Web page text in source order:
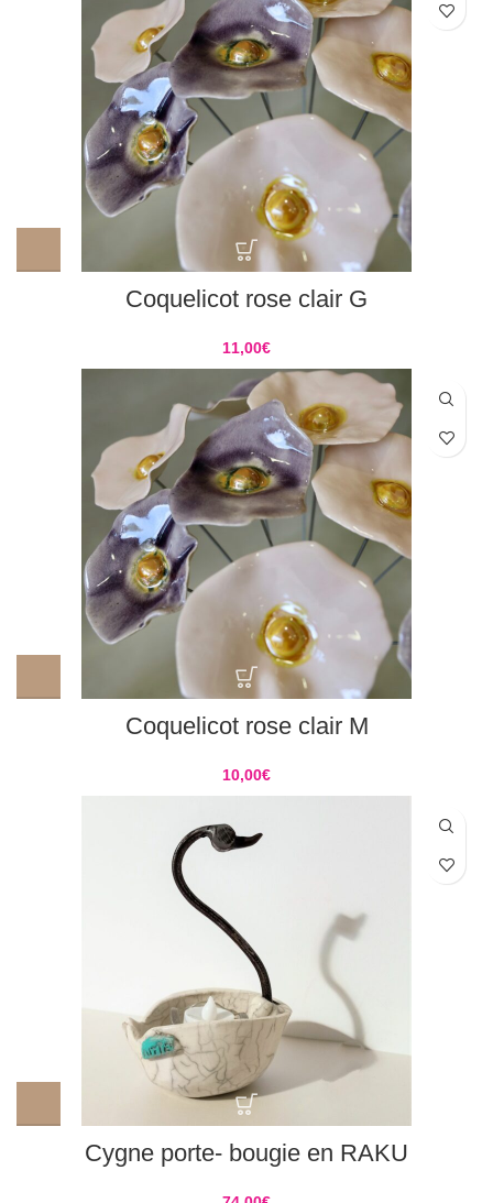
Coquelicot rose clair G
11,00€
Coquelicot rose clair M
10,00€
Cygne porte- bougie en RAKU